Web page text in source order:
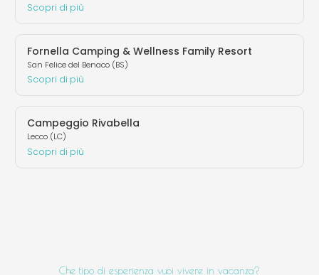
Scopri di più
Fornella Camping & Wellness Family Resort
San Felice del Benaco (BS)
Scopri di più
Campeggio Rivabella
Lecco (LC)
Scopri di più
Che tipo di esperienza vuoi vivere in vacanza?